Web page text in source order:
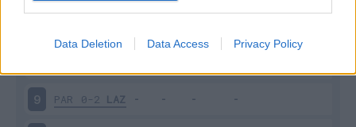
Data Deletion Data Access Privacy Policy
9 PAR 0-2 LAZ